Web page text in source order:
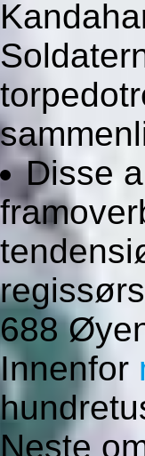
Disse
688
Innenfor
Neste